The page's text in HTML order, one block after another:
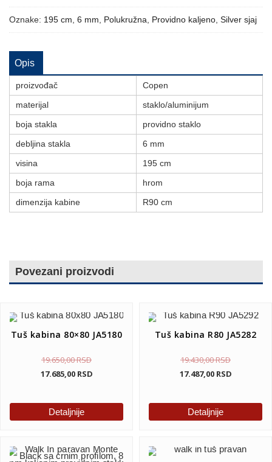
Oznake: 195 cm 6 mm Polukružna Providno kaljeno Silver sjaj
Opis
proizvođač
Copen
materijal
staklo/aluminijum
boja stakla
providno staklo
debljina stakla
6 mm
visina
195 cm
boja rama
hrom
dimenzija kabine
R90 cm
Povezani proizvodi
Tuš kabina 80×80 JA5180
19.650,00RSD
17.685,00 RSD
Detaljnije
Tuš kabina R80 JA5282
19.430,00RSD
17.487,00 RSD
Detaljnije